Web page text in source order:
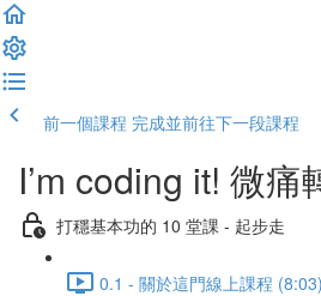
前一個課程 完成並前往下一段課程
I’m coding it! 微痛
打穩基本功的 10 堂課 - 起步走
0.1 - 關於這門線上課程 (8:03)